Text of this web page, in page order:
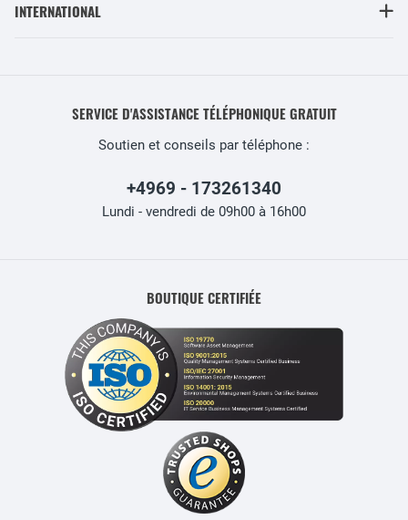
INTERNATIONAL
SERVICE D'ASSISTANCE TÉLÉPHONIQUE GRATUIT
Soutien et conseils par téléphone :
+4969 - 173261340
Lundi - vendredi de 09h00 à 16h00
BOUTIQUE CERTIFIÉE